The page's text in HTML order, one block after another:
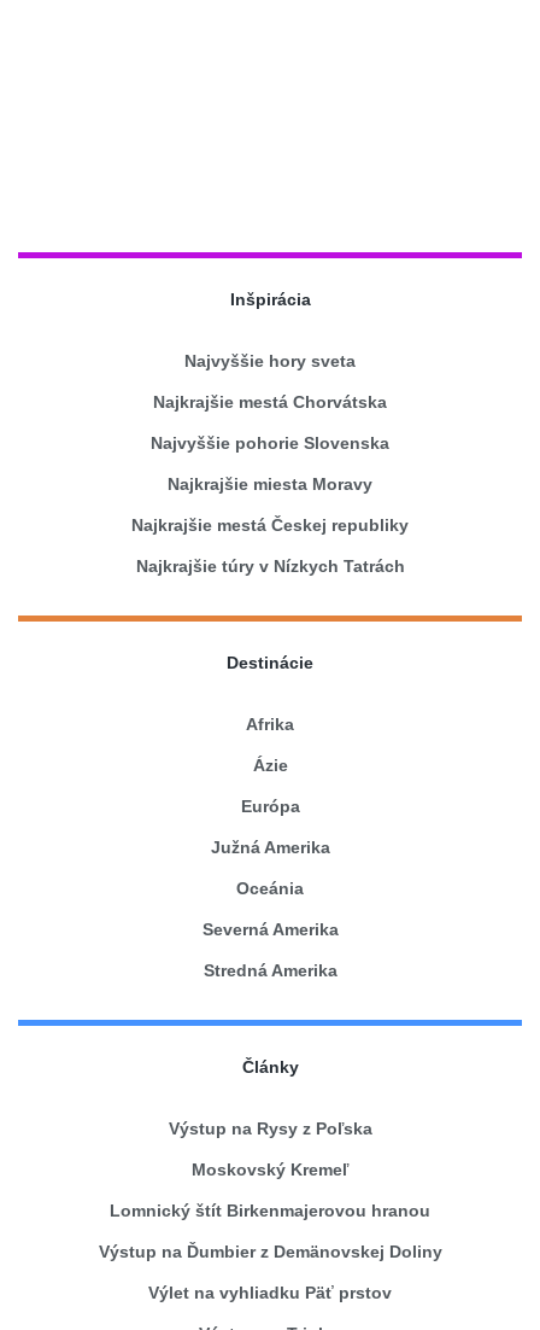
Inšpirácia
Najvyššie hory sveta
Najkrajšie mestá Chorvátska
Najvyššie pohorie Slovenska
Najkrajšie miesta Moravy
Najkrajšie mestá Českej republiky
Najkrajšie túry v Nízkych Tatrách
Destinácie
Afrika
Ázie
Európa
Južná Amerika
Oceánia
Severná Amerika
Stredná Amerika
Články
Výstup na Rysy z Poľska
Moskovský Kremeľ
Lomnický štít Birkenmajerovou hranou
Výstup na Ďumbier z Demänovskej Doliny
Výlet na vyhliadku Päť prstov